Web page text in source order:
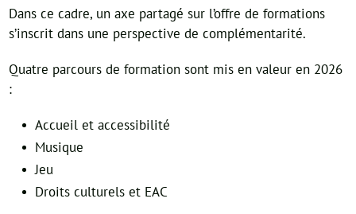
Dans ce cadre, un axe partagé sur l’offre de formations
s’inscrit dans une perspective de complémentarité.
Quatre parcours de formation sont mis en valeur en 2026
:
Accueil et accessibilité
Musique
Jeu
Droits culturels et EAC